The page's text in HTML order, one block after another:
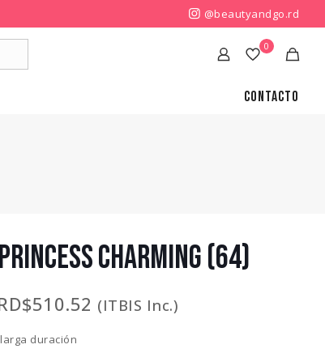
@beautyandgo.rd
0
Contacto
CHARMING (64)
510.52 El
precio
(ITBIS Inc.)
duración